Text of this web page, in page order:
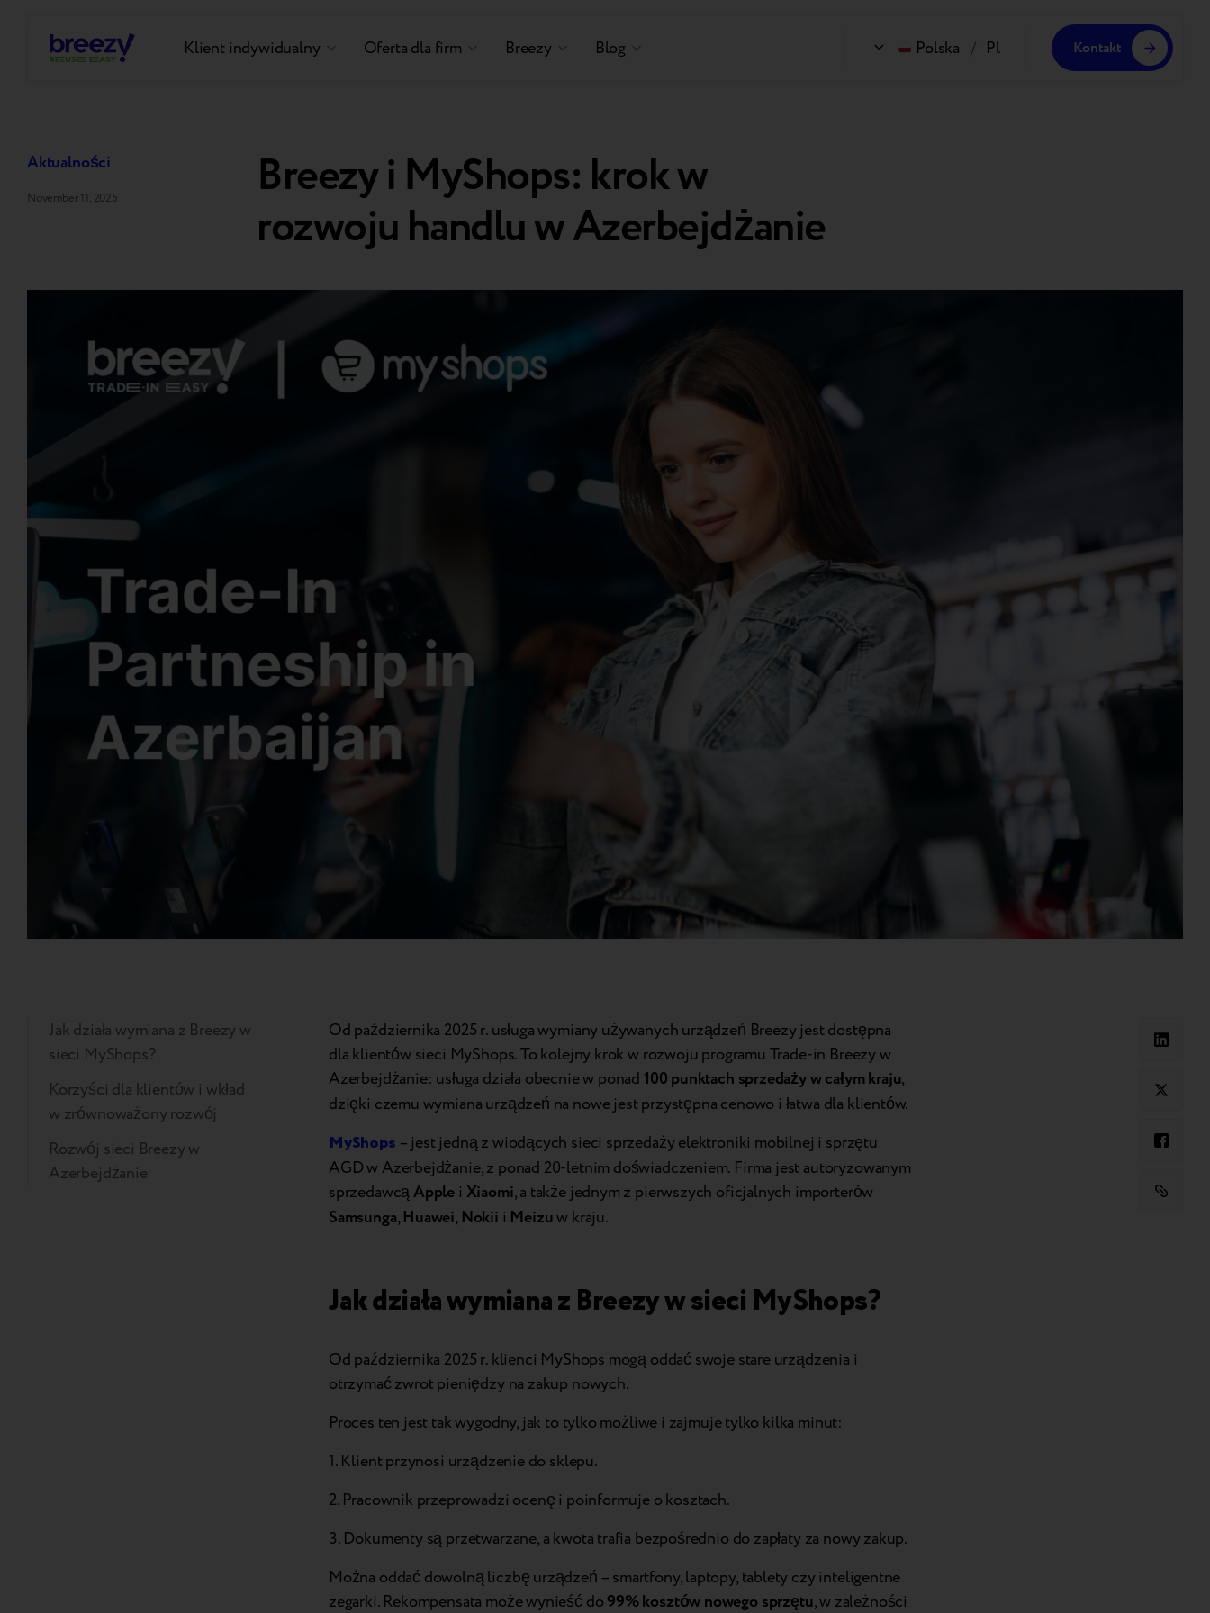
Klient indywidualny Oferta dla firm Breezy Blog Polska / Pl Kontakt
Aktualności
November 11, 2025
Breezy i MyShops: krok w
rozwoju handlu w Azerbejdżanie
Jak działa wymiana z Breezy w
sieci MyShops?
Korzyści dla klientów i wkład
w zrównoważony rozwój
Rozwój sieci Breezy w
Azerbejdżanie
Od października 2025 r. usługa wymiany używanych urządzeń Breezy jest dostępna
dla klientów sieci MyShops. To kolejny krok w rozwoju programu Trade-in Breezy w
Azerbejdżanie: usługa działa obecnie w ponad 100 punktach sprzedaży w całym kraju,
dzięki czemu wymiana urządzeń na nowe jest przystępna cenowo i łatwa dla klientów.
MyShops – jest jedną z wiodących sieci sprzedaży elektroniki mobilnej i sprzętu
AGD w Azerbejdżanie, z ponad 20-letnim doświadczeniem. Firma jest autoryzowanym
sprzedawcąApple i Xiaomi, a także jednym z pierwszych oficjalnych importerów
Samsunga, Huawei, Nokii i Meizuw kraju.
Jak działa wymiana z Breezy w sieci MyShops?
Od października 2025 r. klienci MyShops mogą oddać swoje stare urządzenia i
otrzymać zwrot pieniędzy na zakup nowych.
Proces ten jest tak wygodny, jak to tylko możliwe i zajmuje tylko kilka minut:
1. Klient przynosi urządzenie do sklepu.
2. Pracownik przeprowadzi ocenę i poinformuje o kosztach.
3. Dokumenty są przetwarzane, a kwota trafia bezpośrednio do zapłaty za nowy zakup.
Można oddać dowolną liczbę urządzeń – smartfony, laptopy, tablety czy inteligentne
zegarki. Rekompensata może wynieść do 99% kosztów nowego sprzętu, w zależności